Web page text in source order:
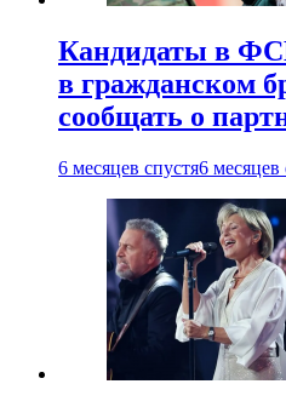
Кандидаты в
в гражданском
сообщать о
6 месяцев спустя6 месяцев